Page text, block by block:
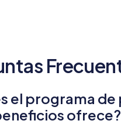
el programa
ofrece?